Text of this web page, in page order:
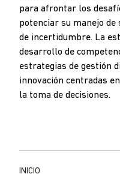
para afrontar los
potenciar su manejo
de incertidumbre. La
desarrollo de
estrategias de gestión
innovación centradas
la toma de decisiones.
INICIO